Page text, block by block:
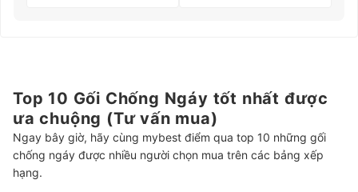
Top 10 Gối Chống Ngáy tốt nhất được
ưa chuộng (Tư vấn mua)
Ngay bây giờ, hãy cùng mybest điểm qua top 10 những gối
chống ngáy được nhiều người chọn mua trên các bảng xếp
hạng.